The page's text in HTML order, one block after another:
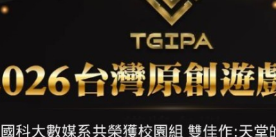
大專廣播詞競賽英文組佳作
型與數位正義
紹比賽」成績出爐
養」 點亮智慧金融時代的跨域新局
子
探索金融實習優勢